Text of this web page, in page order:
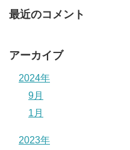
最近のコメント
アーカイブ
2024年
9月
1月
2023年